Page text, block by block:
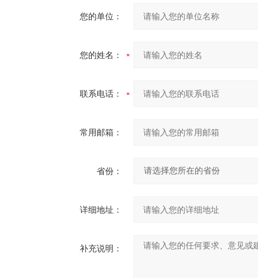
您的单位：
您的姓名：
联系电话：
常用邮箱：
省份：
详细地址：
补充说明：